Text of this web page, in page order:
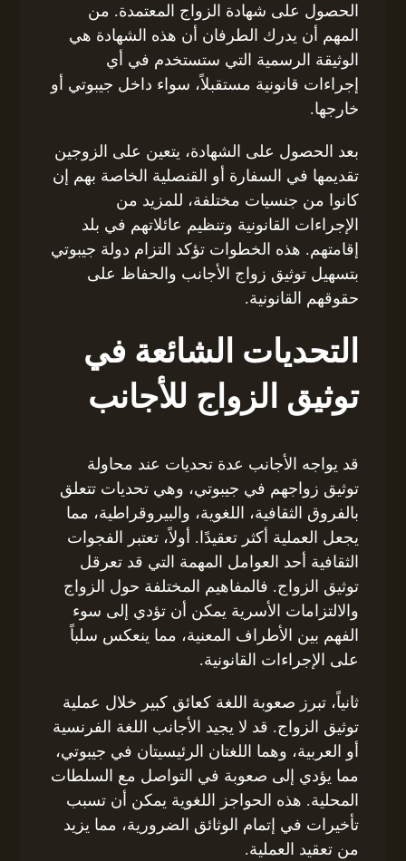
الحصول على شهادة الزواج المعتمدة. من
المهم أن يدرك الطرفان أن هذه الشهادة هي
الوثيقة الرسمية التي ستستخدم في أي
إجراءات قانونية مستقبلاً، سواء داخل جيبوتي أو
خارجها.
بعد الحصول على الشهادة، يتعين على الزوجين
تقديمها في السفارة أو القنصلية الخاصة بهم إن
كانوا من جنسيات مختلفة، للمزيد من
الإجراءات القانونية وتنظيم عائلاتهم في بلد
إقامتهم. هذه الخطوات تؤكد التزام دولة جيبوتي
بتسهيل توثيق زواج الأجانب والحفاظ على
حقوقهم القانونية.
التحديات الشائعة في
توثيق الزواج للأجانب
قد يواجه الأجانب عدة تحديات عند محاولة
توثيق زواجهم في جيبوتي، وهي تحديات تتعلق
بالفروق الثقافية، اللغوية، والبيروقراطية، مما
يجعل العملية أكثر تعقيدًا. أولاً، تعتبر الفجوات
الثقافية أحد العوامل المهمة التي قد تعرقل
توثيق الزواج. فالمفاهيم المختلفة حول الزواج
والالتزامات الأسرية يمكن أن تؤدي إلى سوء
الفهم بين الأطراف المعنية، مما ينعكس سلباً
على الإجراءات القانونية.
ثانياً، تبرز صعوبة اللغة كعائق كبير خلال عملية
توثيق الزواج. قد لا يجيد الأجانب اللغة الفرنسية
أو العربية، وهما اللغتان الرئيسيتان في جيبوتي،
مما يؤدي إلى صعوبة في التواصل مع السلطات
المحلية. هذه الحواجز اللغوية يمكن أن تسبب
تأخيرات في إتمام الوثائق الضرورية، مما يزيد
من تعقيد العملية.